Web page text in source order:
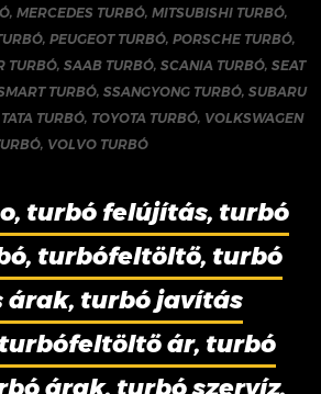
, MERCEDES TURBÓ, MITSUBISHI TURBÓ,
, PEUGEOT TURBÓ, PORSCHE TURBÓ,
TURBÓ,SAAB TURBÓ,SCANIA TURBÓ,SEAT
TURBÓ, SSANGYONG TURBÓ, SUBARU
TATA TURBÓ, TOYOTA TURBÓ, VOLKSWAGEN
, VOLVO TURBÓ
turbó felújítás, turbó
turbófeltöltő, turbó
árak, turbó javítás
ár, turbó